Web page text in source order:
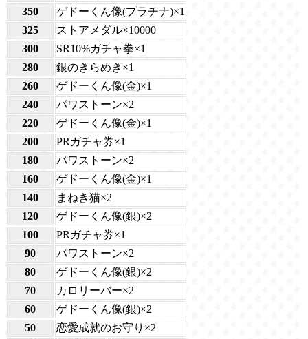
350
ゲドーくん像(プラチナ)×1
325
ストアメダル×10000
300
SR10%ガチャ拳×1
280
銀のきらめき×1
260
ゲドーくん像(金)×1
240
パワストーン×2
220
ゲドーくん像(金)×1
200
PRガチャ券×1
180
パワストーン×2
160
ゲドーくん像(金)×1
140
まねき猫×2
120
ゲドーくん像(銀)×2
100
PRガチャ券×1
90
パワストーン×2
80
ゲドーくん像(銀)×2
70
カロリーバー×2
60
ゲドーくん像(銀)×2
50
恋愛成就のお守り×2